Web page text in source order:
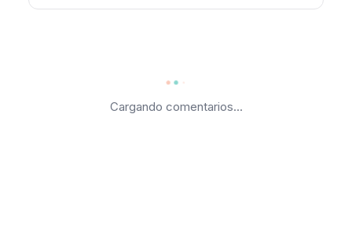
Cargando comentarios...